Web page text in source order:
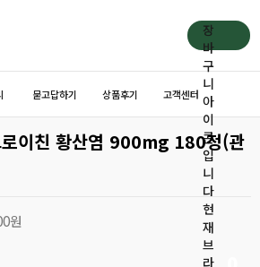
장
바
구
니
아
이
콘
입
니
다
현
재
브
라
묻고답하기 상품후기 고객센터
로이친 황산염 900mg 180정(관
원